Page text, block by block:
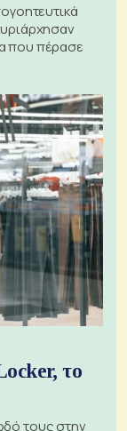
που πέρασε
το
τους στην